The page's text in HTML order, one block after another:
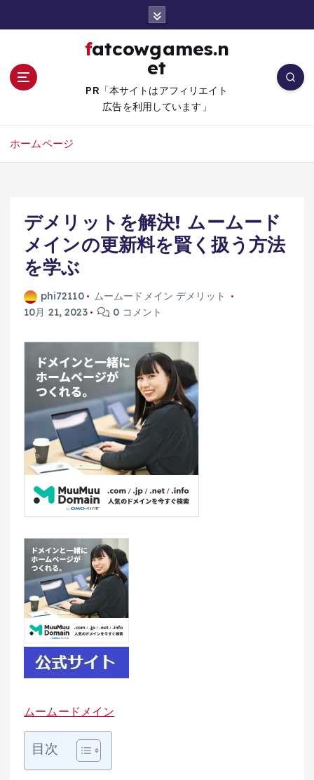
fatcowgames.n
et
PR「本サイトはアフィリエイト
広告を利用しています」
ホームページ
デメリットを解決! ムームード
メインの更新料を賢く扱う方法
を学ぶ
phi72110
ムームードメイン デメリット
10月 21, 2023
0 コメント
ムームードメイン
目次